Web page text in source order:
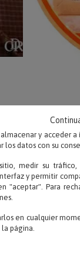
y acceder a
datos con su
medir su tráfico,
y permitir
"aceptar". Para
en cualquier
página.